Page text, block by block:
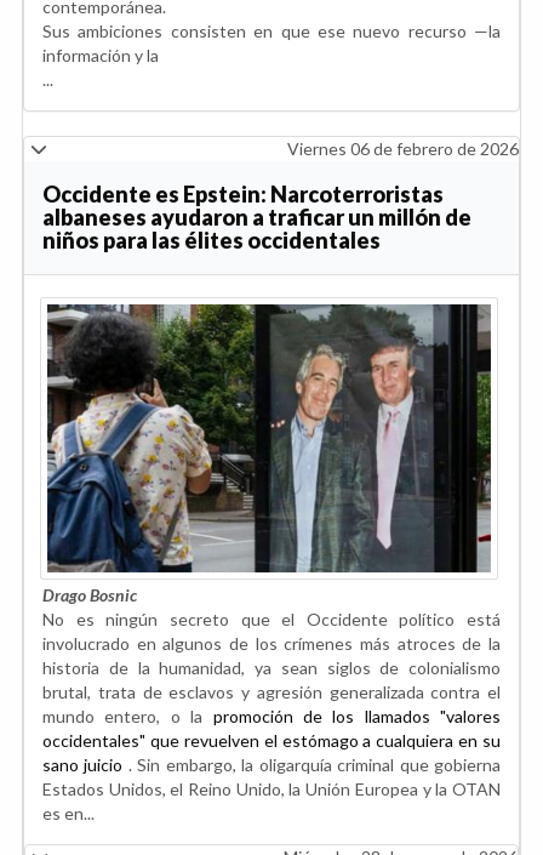
contemporánea.
Sus ambiciones consisten en que ese nuevo recurso —la
información y la
...
Viernes 06 de febrero de 2026
Occidente es Epstein: Narcoterroristas
albaneses ayudaron a traficar un millón de
niños para las élites occidentales
Drago Bosnic
No es ningún secreto que el Occidente político está
involucrado en algunos de los crímenes más atroces de la
historia de la humanidad, ya sean siglos de colonialismo
brutal, trata de esclavos y agresión generalizada contra el
mundo entero, o la promoción de los llamados "valores
occidentales" que revuelven el estómago a cualquiera en su
sano juicio . Sin embargo, la oligarquía criminal que gobierna
Estados Unidos, el Reino Unido, la Unión Europea y la OTAN
es en...